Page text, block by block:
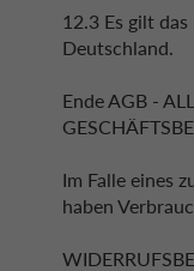
12.3 Es gilt
Deutschland.
Ende AGB -
Im Falle eines
haben